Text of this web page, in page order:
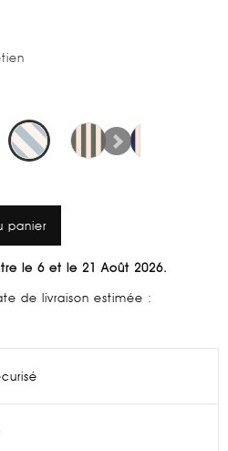
panier
le 6 et le 21 Août 2026.
de livraison estimée :